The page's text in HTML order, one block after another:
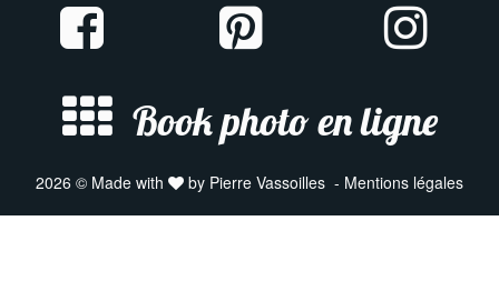
Book photo en ligne
2026 © Made with by Pierre Vassoilles - Mentions légales